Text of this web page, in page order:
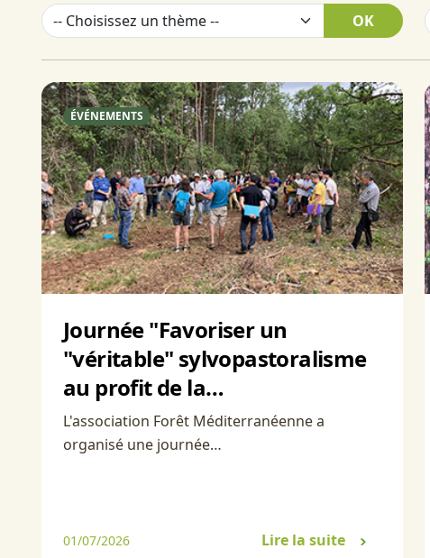
OK
ÉVÉNEMENTS
Journée "Favoriser un
"véritable" sylvopastoralisme
au profit de la…
L'association Forêt Méditerranéenne a
organisé une journée…
01/07/2026 Lire la suite